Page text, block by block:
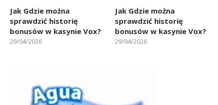
Jak Gdzie można
sprawdzić historię
bonusów w kasynie Vox?
29/04/2026
Jak Gdzie można
sprawdzić historię
bonusów w kasynie Vox?
29/04/2026